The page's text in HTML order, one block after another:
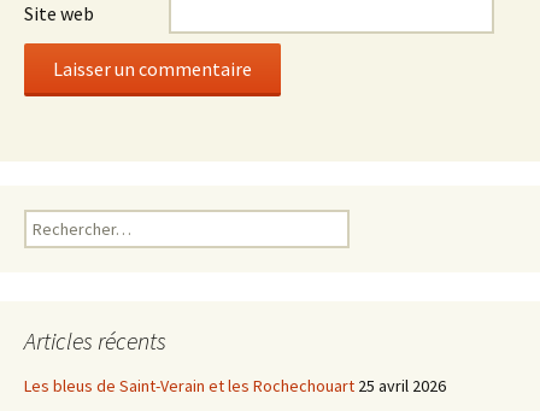
Site web
Rechercher :
Articles récents
Les bleus de Saint-Verain et les Rochechouart 25 avril 2026